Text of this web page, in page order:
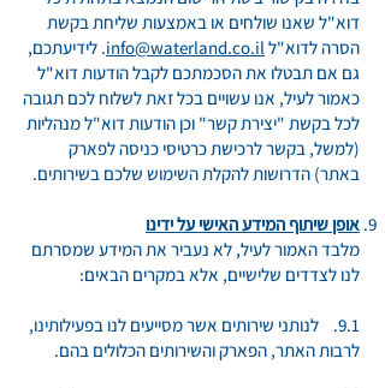
דוא"ל שאנו שולחים או באמצעות שליחת בקשת
הסרה לדוא"לinfo@waterland.co.il. לידיעתכם,
גם אם תבטלו את הסכמתכם לקבל הודעות דוא"ל
כאמור לעיל, אנו עשויים בכל זאת לשלוח לכם תגובה
לכל בקשת "יצירת קשר" וכן הודעות דוא"ל מנהליות
(למשל, בקשר לרכישת כרטיסי כניסה לפארק
באתר) הדרושות להקלת השימוש שלכם בשירותים.
אופן שיתוף המידע האישי על ידינו
מלבד האמור לעיל, לא נעביר את המידע שמסרתם
לנו לצדדים שלישיים, אלא במקרים הבאים:
9.1. לנותני שירותים אשר מסייעים לנו בפעילותינו,
לרבות האתר, הפארק והשירותים הכלולים בהם.